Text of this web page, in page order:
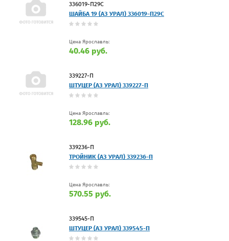
336019-П29С
ШАЙБА 19 (АЗ УРАЛ) 336019-П29С
Цена Ярославль:
40.46 руб.
339227-П
ШТУЦЕР (АЗ УРАЛ) 339227-П
Цена Ярославль:
128.96 руб.
339236-П
ТРОЙНИК (АЗ УРАЛ) 339236-П
Цена Ярославль:
570.55 руб.
339545-П
ШТУЦЕР (АЗ УРАЛ) 339545-П